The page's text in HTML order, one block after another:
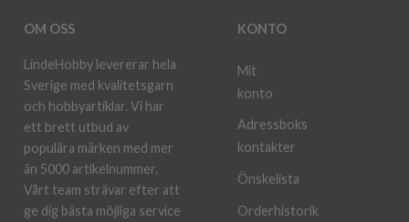
OM OSS
LindeHobby levererar hela
Sverige med kvalitetsgarn
och hobbyartiklar. Vi har
ett brett utbud av
populära märken med mer
än 5000 artikelnummer.
Vårt team strävar efter att
ge dig bästa möjliga service
KONTO
Mit
konto
Adressboks
kontakter
Önskelista
Orderhistorik